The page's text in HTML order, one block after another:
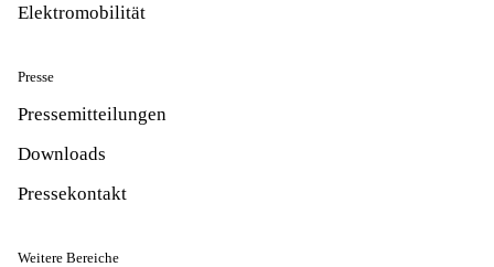
Elektromobilität
Presse
Pressemitteilungen
Downloads
Pressekontakt
Weitere Bereiche